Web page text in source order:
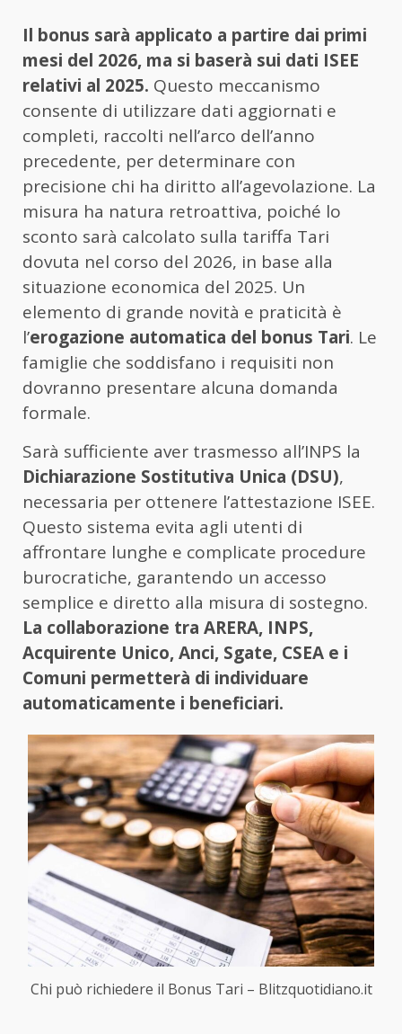
Il bonus sarà applicato a partire dai primi
mesi del 2026, ma si baserà sui dati ISEE
relativi al 2025. Questo meccanismo
consente di utilizzare dati aggiornati e
completi, raccolti nell’arco dell’anno
precedente, per determinare con
precisione chi ha diritto all’agevolazione. La
misura ha natura retroattiva, poiché lo
sconto sarà calcolato sulla tariffa Tari
dovuta nel corso del 2026, in base alla
situazione economica del 2025. Un
elemento di grande novità e praticità è
l’erogazione automatica del bonus Tari. Le
famiglie che soddisfano i requisiti non
dovranno presentare alcuna domanda
formale.
Sarà sufficiente aver trasmesso all’INPS la
Dichiarazione Sostitutiva Unica (DSU),
necessaria per ottenere l’attestazione ISEE.
Questo sistema evita agli utenti di
affrontare lunghe e complicate procedure
burocratiche, garantendo un accesso
semplice e diretto alla misura di sostegno.
La collaborazione tra ARERA, INPS,
Acquirente Unico, Anci, Sgate, CSEA e i
Comuni permetterà di individuare
automaticamente i beneficiari.
Chi può richiedere il Bonus Tari – Blitzquotidiano.it